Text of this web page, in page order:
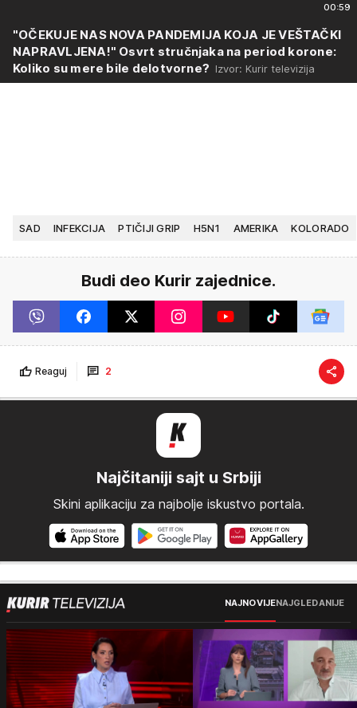
00:59
"OČEKUJE NAS NOVA PANDEMIJA KOJA JE VEŠTAČKI
NAPRAVLJENA!" Osvrt stručnjaka na period korone:
Koliko su mere bile delotvorne? Izvor: Kurir televizija
SAD INFEKCIJA PTIČIJI GRIP H5N1 AMERIKA KOLORADO
Budi deo Kurir zajednice.
Reaguj 2
Najčitaniji sajt u Srbiji
Skini aplikaciju za najbolje iskustvo portala.
NAJNOVIJENAJGLEDANIJE